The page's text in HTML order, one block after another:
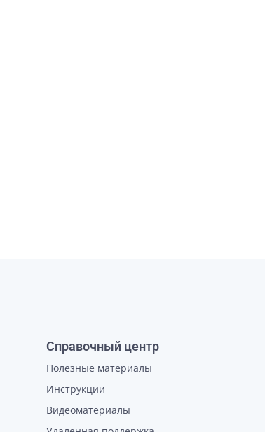
Справочный центр
Полезные материалы
Инструкции
Видеоматериалы